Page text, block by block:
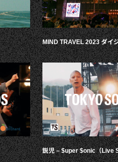
MIND TRAVEL 2023 ダイ
鋭児 – $uper $onic（Live